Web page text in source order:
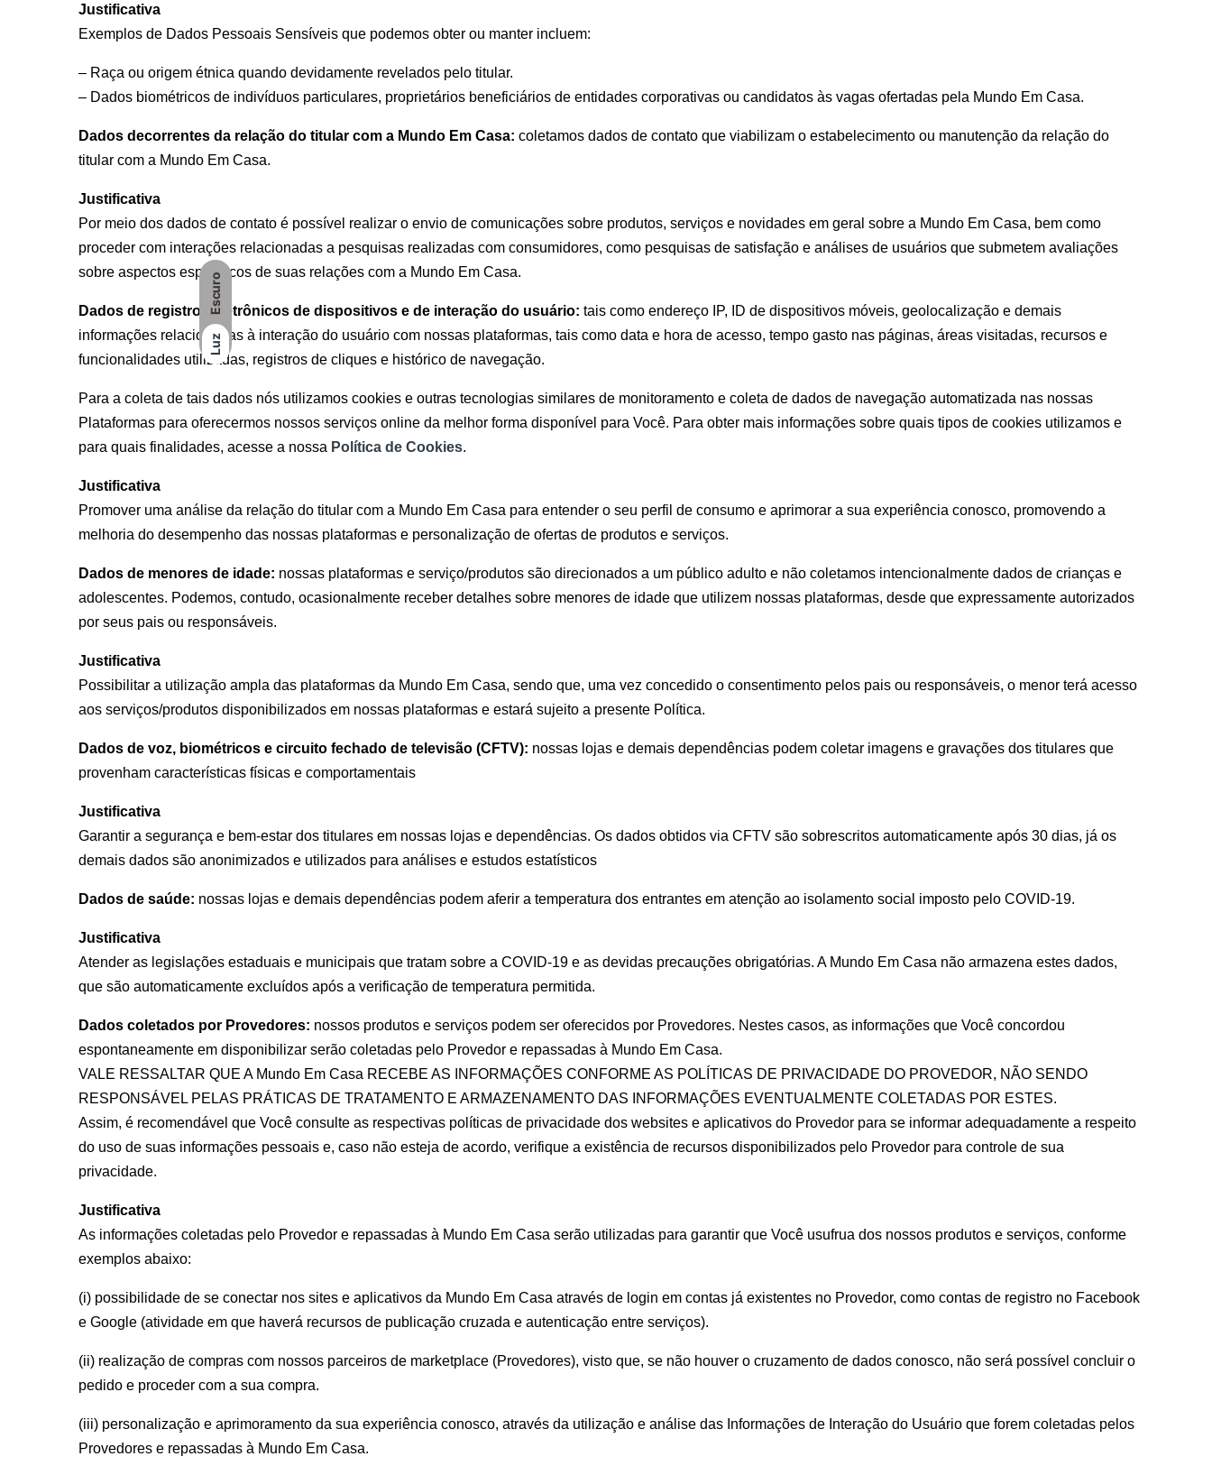
Escuro
Luz
Justificativa
Exemplos de Dados Pessoais Sensíveis que podemos obter ou manter incluem:
– Raça ou origem étnica quando devidamente revelados pelo titular.
– Dados biométricos de indivíduos particulares, proprietários beneficiários de entidades corporativas ou candidatos às vagas ofertadas pela Mundo Em Casa.
Dados decorrentes da relação do titular com a Mundo Em Casa: coletamos dados de contato que viabilizam o estabelecimento ou manutenção da relação do
titular com a Mundo Em Casa.
Justificativa
Por meio dos dados de contato é possível realizar o envio de comunicações sobre produtos, serviços e novidades em geral sobre a Mundo Em Casa, bem como
proceder com interações relacionadas a pesquisas realizadas com consumidores, como pesquisas de satisfação e análises de usuários que submetem avaliações
sobre aspectos específicos de suas relações com a Mundo Em Casa.
Dados de registros eletrônicos de dispositivos e de interação do usuário: tais como endereço IP, ID de dispositivos móveis, geolocalização e demais
informações relacionadas à interação do usuário com nossas plataformas, tais como data e hora de acesso, tempo gasto nas páginas, áreas visitadas, recursos e
funcionalidades utilizadas, registros de cliques e histórico de navegação.
Para a coleta de tais dados nós utilizamos cookies e outras tecnologias similares de monitoramento e coleta de dados de navegação automatizada nas nossas
Plataformas para oferecermos nossos serviços online da melhor forma disponível para Você. Para obter mais informações sobre quais tipos de cookies utilizamos e
para quais finalidades, acesse a nossa Política de Cookies.
Justificativa
Promover uma análise da relação do titular com a Mundo Em Casa para entender o seu perfil de consumo e aprimorar a sua experiência conosco, promovendo a
melhoria do desempenho das nossas plataformas e personalização de ofertas de produtos e serviços.
Dados de menores de idade: nossas plataformas e serviço/produtos são direcionados a um público adulto e não coletamos intencionalmente dados de crianças e
adolescentes. Podemos, contudo, ocasionalmente receber detalhes sobre menores de idade que utilizem nossas plataformas, desde que expressamente autorizados
por seus pais ou responsáveis.
Justificativa
Possibilitar a utilização ampla das plataformas da Mundo Em Casa, sendo que, uma vez concedido o consentimento pelos pais ou responsáveis, o menor terá acesso
aos serviços/produtos disponibilizados em nossas plataformas e estará sujeito a presente Política.
Dados de voz, biométricos e circuito fechado de televisão (CFTV): nossas lojas e demais dependências podem coletar imagens e gravações dos titulares que
provenham características físicas e comportamentais
Justificativa
Garantir a segurança e bem-estar dos titulares em nossas lojas e dependências. Os dados obtidos via CFTV são sobrescritos automaticamente após 30 dias, já os
demais dados são anonimizados e utilizados para análises e estudos estatísticos
Dados de saúde: nossas lojas e demais dependências podem aferir a temperatura dos entrantes em atenção ao isolamento social imposto pelo COVID-19.
Justificativa
Atender as legislações estaduais e municipais que tratam sobre a COVID-19 e as devidas precauções obrigatórias. A Mundo Em Casa não armazena estes dados,
que são automaticamente excluídos após a verificação de temperatura permitida.
Dados coletados por Provedores: nossos produtos e serviços podem ser oferecidos por Provedores. Nestes casos, as informações que Você concordou
espontaneamente em disponibilizar serão coletadas pelo Provedor e repassadas à Mundo Em Casa.
VALE RESSALTAR QUE A Mundo Em Casa RECEBE AS INFORMAÇÕES CONFORME AS POLÍTICAS DE PRIVACIDADE DO PROVEDOR, NÃO SENDO
RESPONSÁVEL PELAS PRÁTICAS DE TRATAMENTO E ARMAZENAMENTO DAS INFORMAÇÕES EVENTUALMENTE COLETADAS POR ESTES.
Assim, é recomendável que Você consulte as respectivas políticas de privacidade dos websites e aplicativos do Provedor para se informar adequadamente a respeito
do uso de suas informações pessoais e, caso não esteja de acordo, verifique a existência de recursos disponibilizados pelo Provedor para controle de sua
privacidade.
Justificativa
As informações coletadas pelo Provedor e repassadas à Mundo Em Casa serão utilizadas para garantir que Você usufrua dos nossos produtos e serviços, conforme
exemplos abaixo:
(i) possibilidade de se conectar nos sites e aplicativos da Mundo Em Casa através de login em contas já existentes no Provedor, como contas de registro no Facebook
e Google (atividade em que haverá recursos de publicação cruzada e autenticação entre serviços).
(ii) realização de compras com nossos parceiros de marketplace (Provedores), visto que, se não houver o cruzamento de dados conosco, não será possível concluir o
pedido e proceder com a sua compra.
(iii) personalização e aprimoramento da sua experiência conosco, através da utilização e análise das Informações de Interação do Usuário que forem coletadas pelos
Provedores e repassadas à Mundo Em Casa.